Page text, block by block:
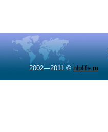
2002—2011 © nlplife.ru